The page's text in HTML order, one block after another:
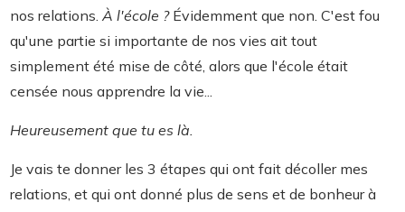
nos relations. À l'école ?Évidemment que non. C'est fou
qu'une partie si importante de nos vies ait tout
simplement été mise de côté, alors que l'école était
censée nous apprendre la vie...
Heureusement que tu es là.
Je vais te donner les 3 étapes qui ont fait décoller mes
relations, et qui ont donné plus de sens et de bonheur à